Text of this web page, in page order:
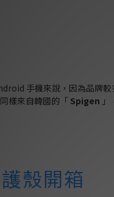
手機來說，因為品牌
樣來自韓國的「 Spigen
殼開箱